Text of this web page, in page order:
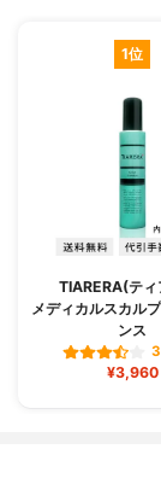
1位
TIARERA(ティ
メディカルスカル
ンス
¥3,960